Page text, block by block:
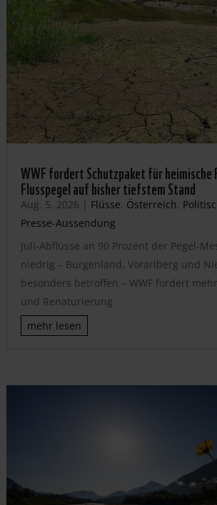
WWF fordert Schutzpaket für heimische
Flusspegel auf bisher tiefstem Stand
Aug. 5, 2026 | Flüsse, Österreich,
Presse-Aussendung
Juli-Abflüsse an 90 Prozent der Pegel-
niedrig – Burgenland, Vorarlberg und
besonders betroffen – WWF fordert
und Renaturierung
mehr lesen